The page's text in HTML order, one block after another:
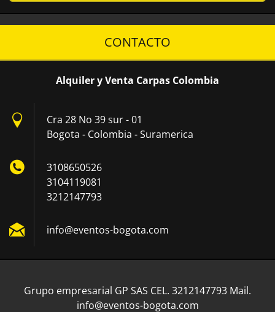
CONTACTO
Alquiler y Venta Carpas Colombia
Cra 28 No 39 sur - 01
Bogota - Colombia - Suramerica
3108650526
3104119081
3212147793
info@eventos-bogota.com
Grupo empresarial GP SAS CEL. 3212147793 Mail.
info@eventos-bogota.com